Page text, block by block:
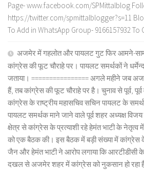
Page- www.facebook.com/SPMittalblog
https://twitter.com/spmittalblogger?s=11
To Add in WhatsApp Group- 9166157932 To
अजमेर में गहलोत और पायलट गुट फिर आमने-
कांग्रेस की फूट चौराहे पर। पायलट समर्थकों ने
जताया। ================ अगले महीने जब
हैं, तब कांग्रेस की फूट चौराहे पर है। चुनाव से पूर्व,
कांग्रेस के राष्ट्रीय महासचिव सचिन पायलट के
पायलट समर्थक माने जाने वाले पूर्व शहर अध्यक्ष
क्षेत्र से कांग्रेस के प्रत्याशी रहे हेमंत भाटी के
को एक बैठक की। इस बैठक में बड़ी संख्या में कांग्रेस के
जैन और हेमंत भाटी ने आरोप लगाया कि आरटीडीसी के
दखल से अजमेर शहर में कांग्रेस को नुकसान हो रहा